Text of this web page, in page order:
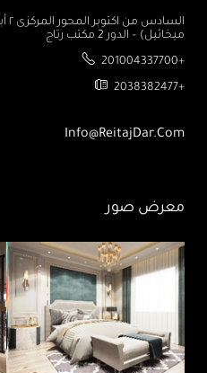
ميخائيل) – الدور 2 مكتب رتاج
201004337700+
2038382477+
Info@ReitajDar.com
معرض صور